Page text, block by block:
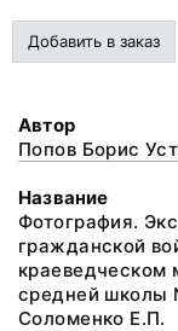
Добавить в заказ
Автор
Попов Борис
Название
Фотография.
гражданской
краеведческом
средней школы
Соломенко Е.П.